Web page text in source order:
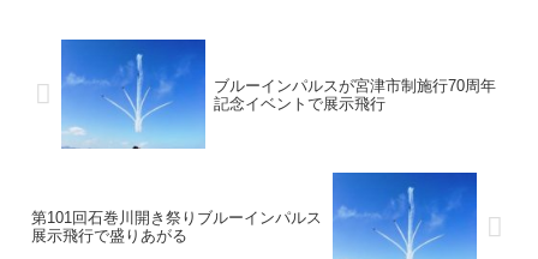
ブルーインパルスが宮津市制施行70周年
記念イベントで展示飛行
第101回石巻川開き祭りブルーインパルス
展示飛行で盛りあがる